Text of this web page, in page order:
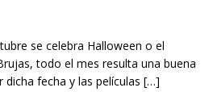
se celebra Halloween o el
todo el mes resulta una buena
fecha y las películas […]